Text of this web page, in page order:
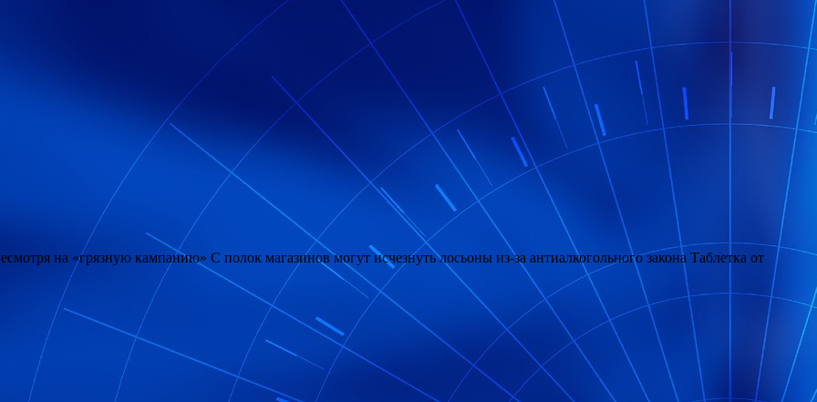
на «грязную кампанию» С полок магазинов могут исчезнуть лосьоны из-за антиалкогольного закона Таблетка от